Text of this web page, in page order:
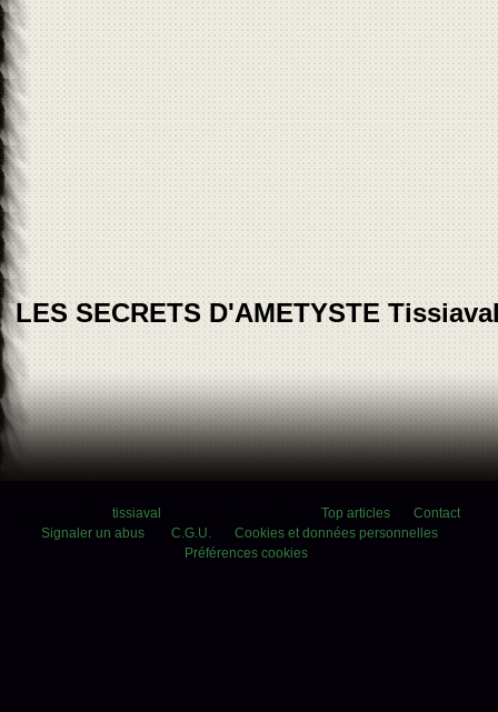
LES SECRETS D'AMETYSTE
tissiaval Top articles
Contact
Signaler un abus
C.G.U.
Cookies et données personnelles
Préférences cookies